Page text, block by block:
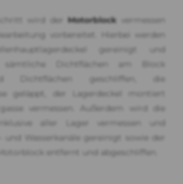
wird der Motorblock vermessen
vorbereitet. Hierbei werden
gereinigt und
sämtliche Dichtflächen am Block
Dichtflächen geschliffen, die
geläppt, der Lagerdeckel montiert
vermessen. Außerdem wird die
aller Lager vermessen und
und Wasserkanäle gereinigt sowie der
entfernt und abgeschliffen.